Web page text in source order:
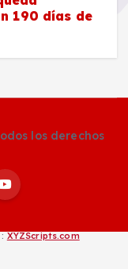
190 días de
los derechos
XYZScripts.com